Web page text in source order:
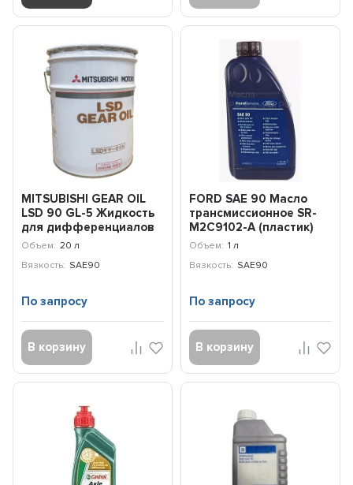
MITSUBISHI GEAR OIL
LSD 90 GL-5 Жидкость
для дифференциалов
повышенного трени...
Объем: 20 л
Вязкость: SAE90
По запросу
В корзину
FORD SAE 90 Масло
трансмиссионное SR-
M2C9102-A (пластик)
(1л) / 1781300
Объем: 1 л
Вязкость: SAE90
По запросу
В корзину